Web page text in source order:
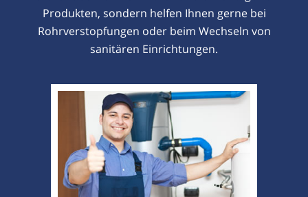
Produkten, sondern helfen Ihnen gerne bei
Rohrverstopfungen oder beim Wechseln von
sanitären Einrichtungen.